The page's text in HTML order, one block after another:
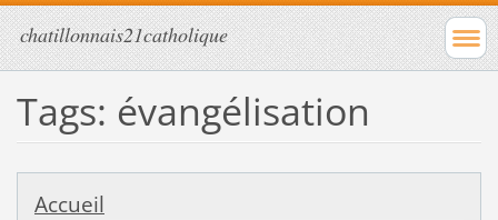
chatillonnais21catholique
Tags: évangélisation
Accueil